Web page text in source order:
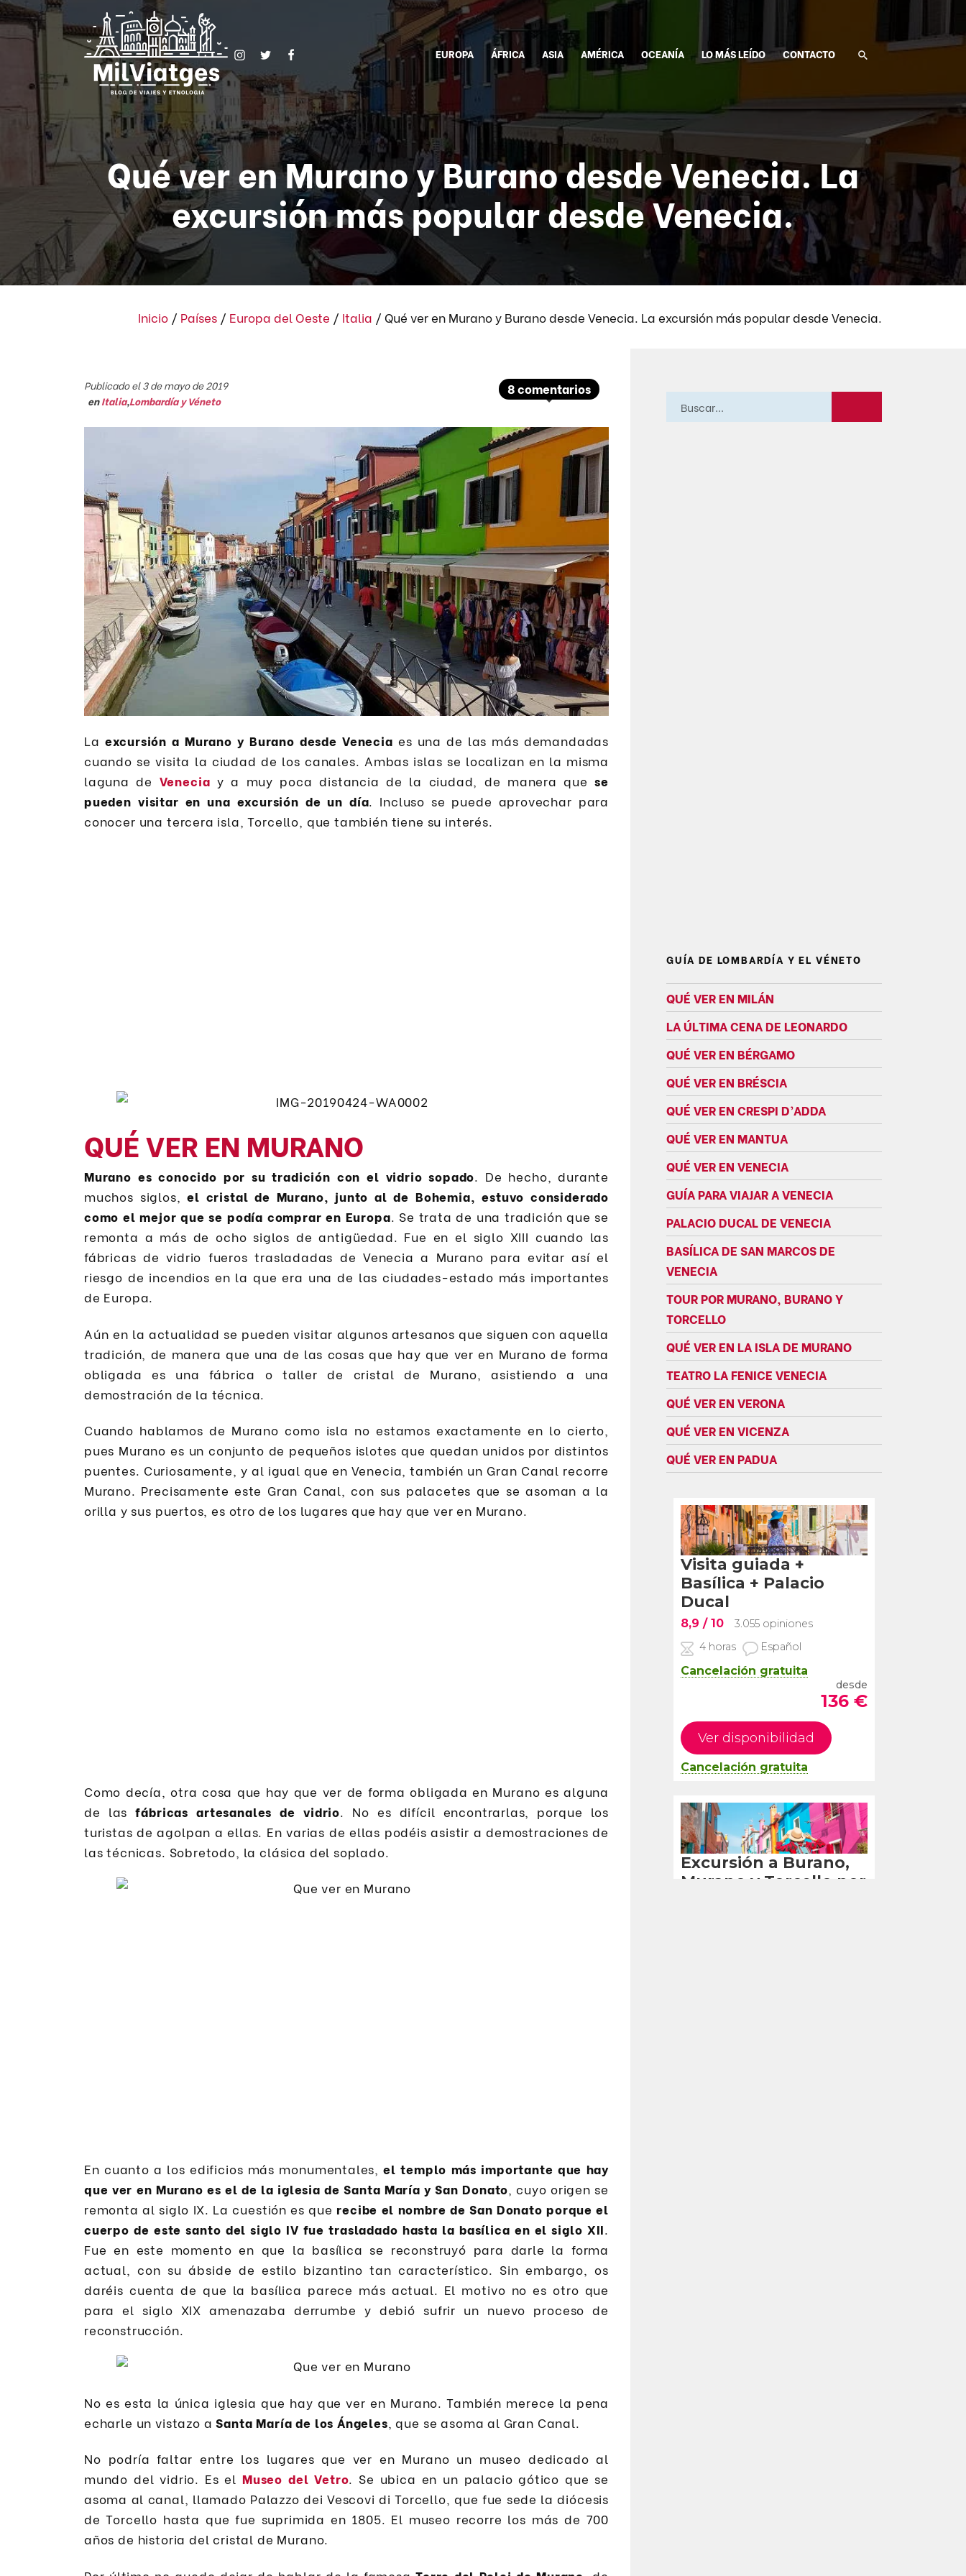
EUROPA ÁFRICA ASIA AMÉRICA OCEANÍA LO MÁS LEÍDO CONTACTO
Qué ver en Murano y Burano desde Venecia. La
excursión más popular desde Venecia.
Inicio / Países / Europa del Oeste / Italia / Qué ver en Murano y Burano desde Venecia. La excursión más popular desde Venecia.
8 comentarios
Publicado el 3 de mayo de 2019
enItalia,Lombardía y Véneto
La excursión a Murano y Burano desde Venecia es una de las más demandadas
cuando se visita la ciudad de los canales. Ambas islas se localizan en la misma
laguna de Venecia y a muy poca distancia de la ciudad, de manera quese
pueden visitar en una excursión de un día . Incluso se puede aprovechar para
conocer una tercera isla, Torcello, que también tiene su interés.
QUÉ VER EN MURANO
Murano es conocido por su tradición con el vidrio sopado. De hecho, durante
muchos siglos,el cristal de Murano, junto al de Bohemia, estuvo considerado
como el mejor que se podía comprar en Europa. Se trata de una tradición que se
remonta a más de ocho siglos de antigüedad. Fue en el siglo XIII cuando las
fábricas de vidrio fueros trasladadas de Venecia a Murano para evitar así el
riesgo de incendios en la que era una de las ciudades-estado más importantes
de Europa.
Aún en la actualidad se pueden visitar algunos artesanos que siguen con aquella
tradición, de manera que una de las cosas que hay que ver en Murano de forma
obligada es una fábrica o taller de cristal de Murano, asistiendo a una
demostración de la técnica.
Cuando hablamos de Murano como isla no estamos exactamente en lo cierto,
pues Murano es un conjunto de pequeños islotes que quedan unidos por distintos
puentes. Curiosamente, y al igual que en Venecia, también un Gran Canal recorre
Murano. Precisamente este Gran Canal, con sus palacetes que se asoman a la
orilla y sus puertos, es otro de los lugares que hay que ver en Murano.
Como decía, otra cosa que hay que ver de forma obligada en Murano es alguna
de lasfábricas artesanales de vidrio . No es difícil encontrarlas, porque los
turistas de agolpan a ellas. En varias de ellas podéis asistir a demostraciones de
las técnicas. Sobretodo, la clásica del soplado.
En cuanto a los edificios más monumentales,el templo más importante que hay
que ver en Murano es el de la iglesia de Santa María y San Donato , cuyo origen se
remonta al siglo IX. La cuestión es que recibe el nombre de San Donato porque el
cuerpo de este santo del siglo IV fue trasladado hasta la basílica en el siglo XII
Fue en este momento en que la basílica se reconstruyó para darle la forma
actual, con su ábside de estilo bizantino tan característico. Sin embargo, os
daréis cuenta de que la basílica parece más actual. El motivo no es otro que
para el siglo XIX amenazaba derrumbe y debió sufrir un nuevo proceso de
reconstrucción.
No es esta la única iglesia que hay que ver en Murano. También merece la pena
echarle un vistazo aSanta María de los Ángeles , que se asoma al Gran Canal.
No podría faltar entre los lugares que ver en Murano un museo dedicado al
mundo del vidrio. Es el Museo del Vetro. Se ubica en un palacio gótico que se
asoma al canal, llamado Palazzo dei Vescovi di Torcello, que fue sede la diócesis
de Torcello hasta que fue suprimida en 1805. El museo recorre los más de 700
años de historia del cristal de Murano.
GUÍA DE LOMBARDÍA Y EL VÉNETO
QUÉ VER EN MILÁN
LA ÚLTIMA CENA DE LEONARDO
QUÉ VER EN BÉRGAMO
QUÉ VER EN BRÉSCIA
QUÉ VER EN CRESPI D’ADDA
QUÉ VER EN MANTUA
QUÉ VER EN VENECIA
GUÍA PARA VIAJAR A VENECIA
PALACIO DUCAL DE VENECIA
BASÍLICA DE SAN MARCOS DE
VENECIA
TOUR POR MURANO, BURANO Y
TORCELLO
QUÉ VER EN LA ISLA DE MURANO
TEATRO LA FENICE VENECIA
QUÉ VER EN VERONA
QUÉ VER EN VICENZA
QUÉ VER EN PADUA